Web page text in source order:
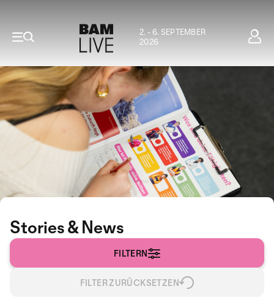
2. - 6. SEPTEMBER
2026
Stories & News
FILTERN
FILTER ZURÜCKSETZEN